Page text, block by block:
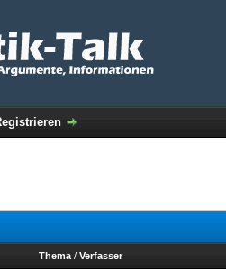
Thema / Verfasser